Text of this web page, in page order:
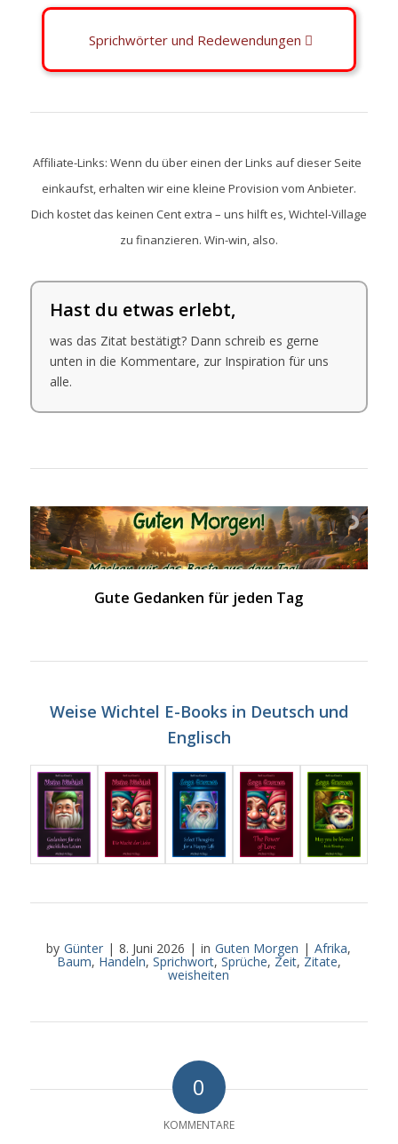
Sprichwörter und Redewendungen
Affiliate-Links: Wenn du über einen der Links auf dieser Seite
einkaufst, erhalten wir eine kleine Provision vom Anbieter.
Dich kostet das keinen Cent extra – uns hilft es, Wichtel-Village
zu finanzieren. Win-win, also.
Hast du etwas erlebt,
was das Zitat bestätigt? Dann schreib es gerne
unten in die Kommentare, zur Inspiration für uns
alle.
Gute Gedanken für jeden Tag
Weise Wichtel E-Books in Deutsch und
Englisch
by Günter | 8. Juni 2026 | in Guten Morgen | Afrika,
Baum, Handeln, Sprichwort, Sprüche, Zeit, Zitate,
weisheiten
0
KOMMENTARE